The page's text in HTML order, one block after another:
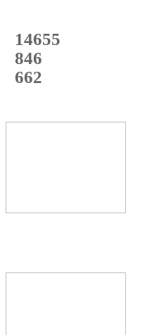
14655
с начала года
846
с начала месяца
662
с начала недели